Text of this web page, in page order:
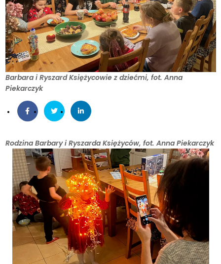
Barbara i Ryszard Księżycowie z dziećmi, fot. Anna
Piekarczyk
Rodzina Barbary i Ryszarda Księżyców, fot. Anna Piekarczyk